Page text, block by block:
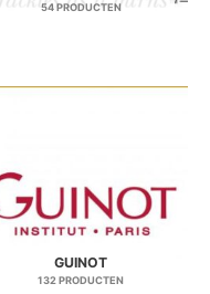
54 PRODUCTEN
GUINOT
132 PRODUCTEN